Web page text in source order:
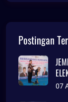
Postingan
07